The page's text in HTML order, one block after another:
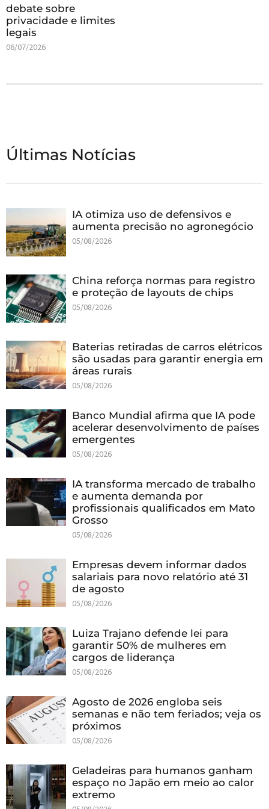
debate sobre
privacidade e limites
legais
06/07/2026
Últimas Notícias
IA otimiza uso de defensivos e
aumenta precisão no agronegócio
05/08/2026
China reforça normas para registro
e proteção de layouts de chips
05/08/2026
Baterias retiradas de carros elétricos
são usadas para garantir energia em
áreas rurais
05/08/2026
Banco Mundial afirma que IA pode
acelerar desenvolvimento de países
emergentes
05/08/2026
IA transforma mercado de trabalho
e aumenta demanda por
profissionais qualificados em Mato
Grosso
05/08/2026
Empresas devem informar dados
salariais para novo relatório até 31
de agosto
05/08/2026
Luiza Trajano defende lei para
garantir 50% de mulheres em
cargos de liderança
05/08/2026
Agosto de 2026 engloba seis
semanas e não tem feriados; veja os
próximos
05/08/2026
Geladeiras para humanos ganham
espaço no Japão em meio ao calor
extremo